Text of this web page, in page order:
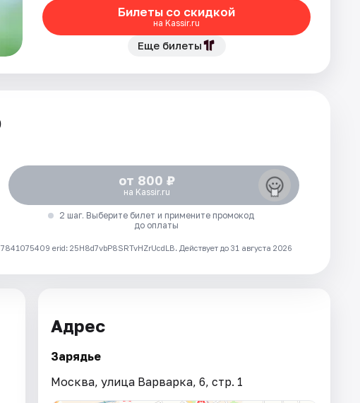
Билеты со скидкой
на Kassir.ru
Еще билеты
от 800 ₽
на Kassir.ru
2 шаг. Выберите билет и примените промокод
до оплаты
erid: 25H8d7vbP8SRTvHZrUcdLB. Действует до 31 августа 2026
Адрес
Зарядье
Москва, улица Варварка, 6, стр. 1